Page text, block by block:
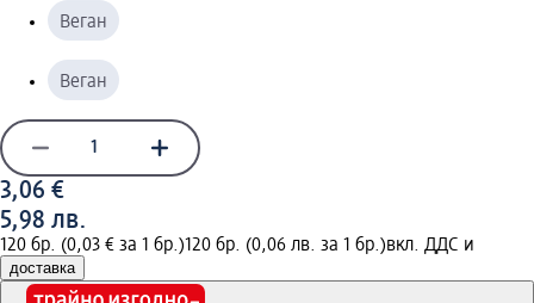
Веган
Веган
3,06 €
5,98 лв.
120 бр. (0,03 € за 1 бр.)120 бр. (0,06 лв. за 1 бр.)вкл. ДДС и
доставка